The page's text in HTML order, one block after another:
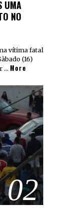
UMA
NO
vítima fatal
(16)
… More
02